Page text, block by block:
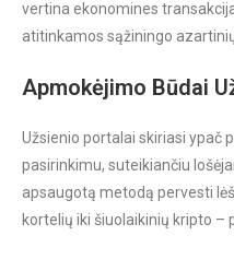
vertina ekonomines
atitinkamos sąžiningo
Apmokėjimo Būdai
Užsienio portalai skiriasi ypač
pasirinkimu, suteikiančiu
apsaugotą metodą pervesti
kortelių iki šiuolaikinių kripto –